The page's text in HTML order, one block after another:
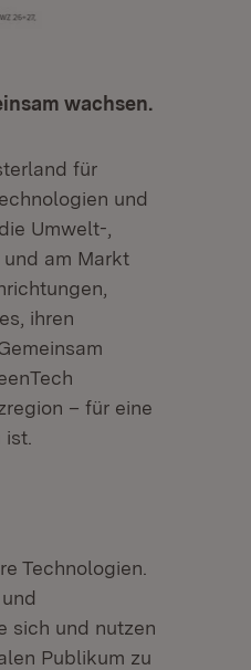
wachsen.
für
und
Umwelt-,
am Markt
ihren
– für eine
Technologien.
sich und nutzen
Publikum zu